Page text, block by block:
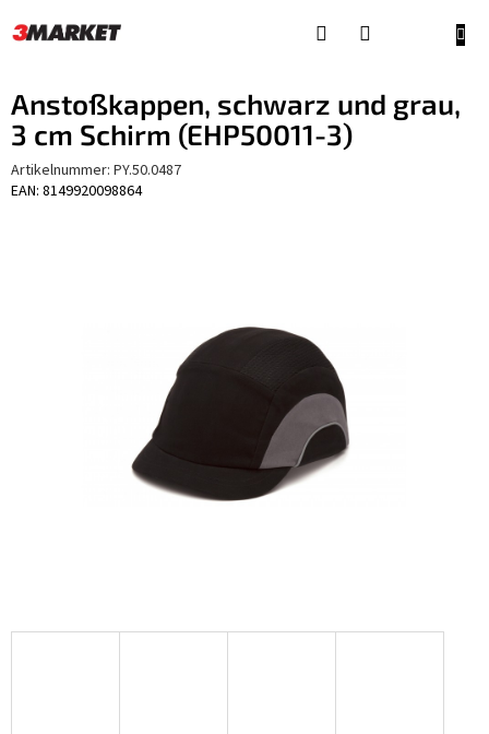
Inhalt
Anstoßkappen, schwarz und grau,
3 cm Schirm (EHP50011-3)
Artikelnummer: PY.50.0487
EAN: 8149920098864